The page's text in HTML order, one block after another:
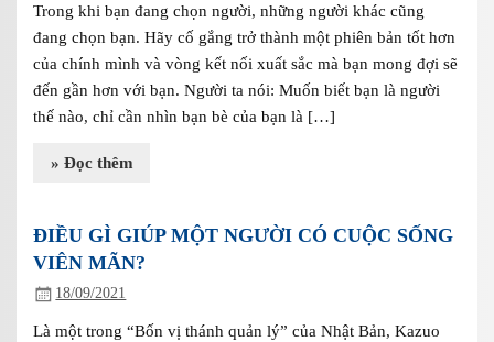
Trong khi bạn đang chọn người, những người khác cũng
đang chọn bạn. Hãy cố gắng trở thành một phiên bản tốt hơn
của chính mình và vòng kết nối xuất sắc mà bạn mong đợi sẽ
đến gần hơn với bạn. Người ta nói: Muốn biết bạn là người
thế nào, chỉ cần nhìn bạn bè của bạn là […]
» Đọc thêm
ĐIỀU GÌ GIÚP MỘT NGƯỜI CÓ CUỘC SỐNG
VIÊN MÃN?
18/09/2021
Là một trong “Bốn vị thánh quản lý” của Nhật Bản, Kazuo